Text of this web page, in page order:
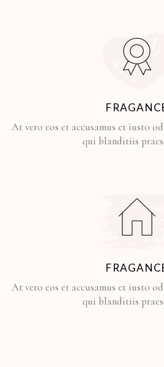
At vero eos et accusamus et iusto
qui blanditiis
At vero eos et accusamus et iusto
qui blanditiis